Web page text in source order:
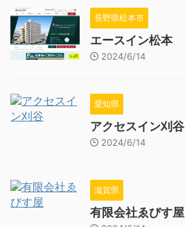
長野県松本市
エースイン松本
2024/6/14
愛知県
アクセスイン刈谷
2024/6/14
滋賀県
有限会社ゑびす屋